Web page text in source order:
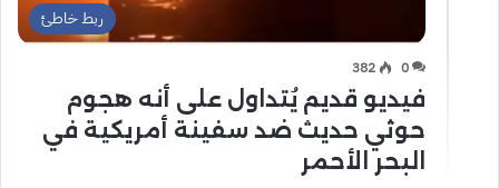
ربط خاطئ
0
382
فيديو قديم يُتداول على أنه هجوم
حوثي حديث ضد سفينة أمريكية في
البحر الأحمر